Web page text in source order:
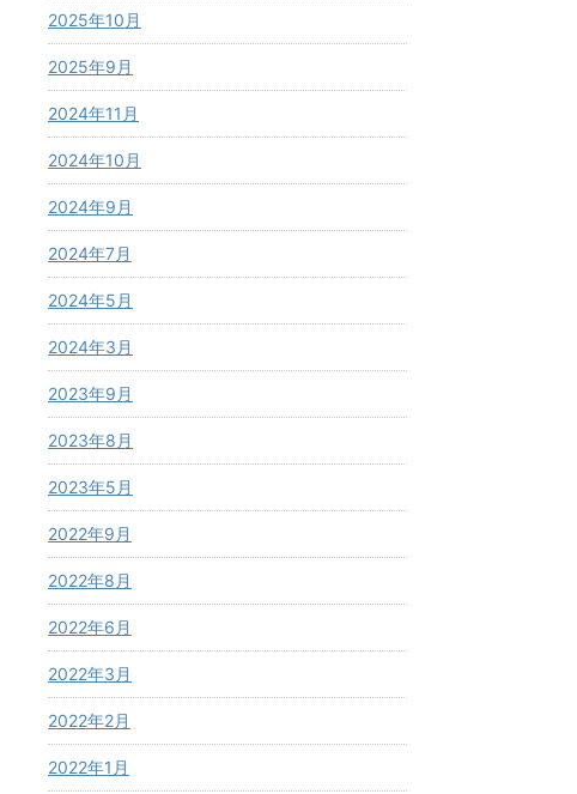
2025年10月
2025年9月
2024年11月
2024年10月
2024年9月
2024年7月
2024年5月
2024年3月
2023年9月
2023年8月
2023年5月
2022年9月
2022年8月
2022年6月
2022年3月
2022年2月
2022年1月